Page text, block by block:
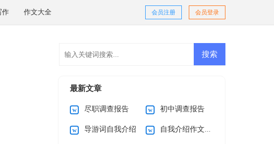
作 作文大全 会员登录
会员注册
最新文章
尽职调查报告 初中调查报告
导游词自我介绍 自我介绍作文(15篇)